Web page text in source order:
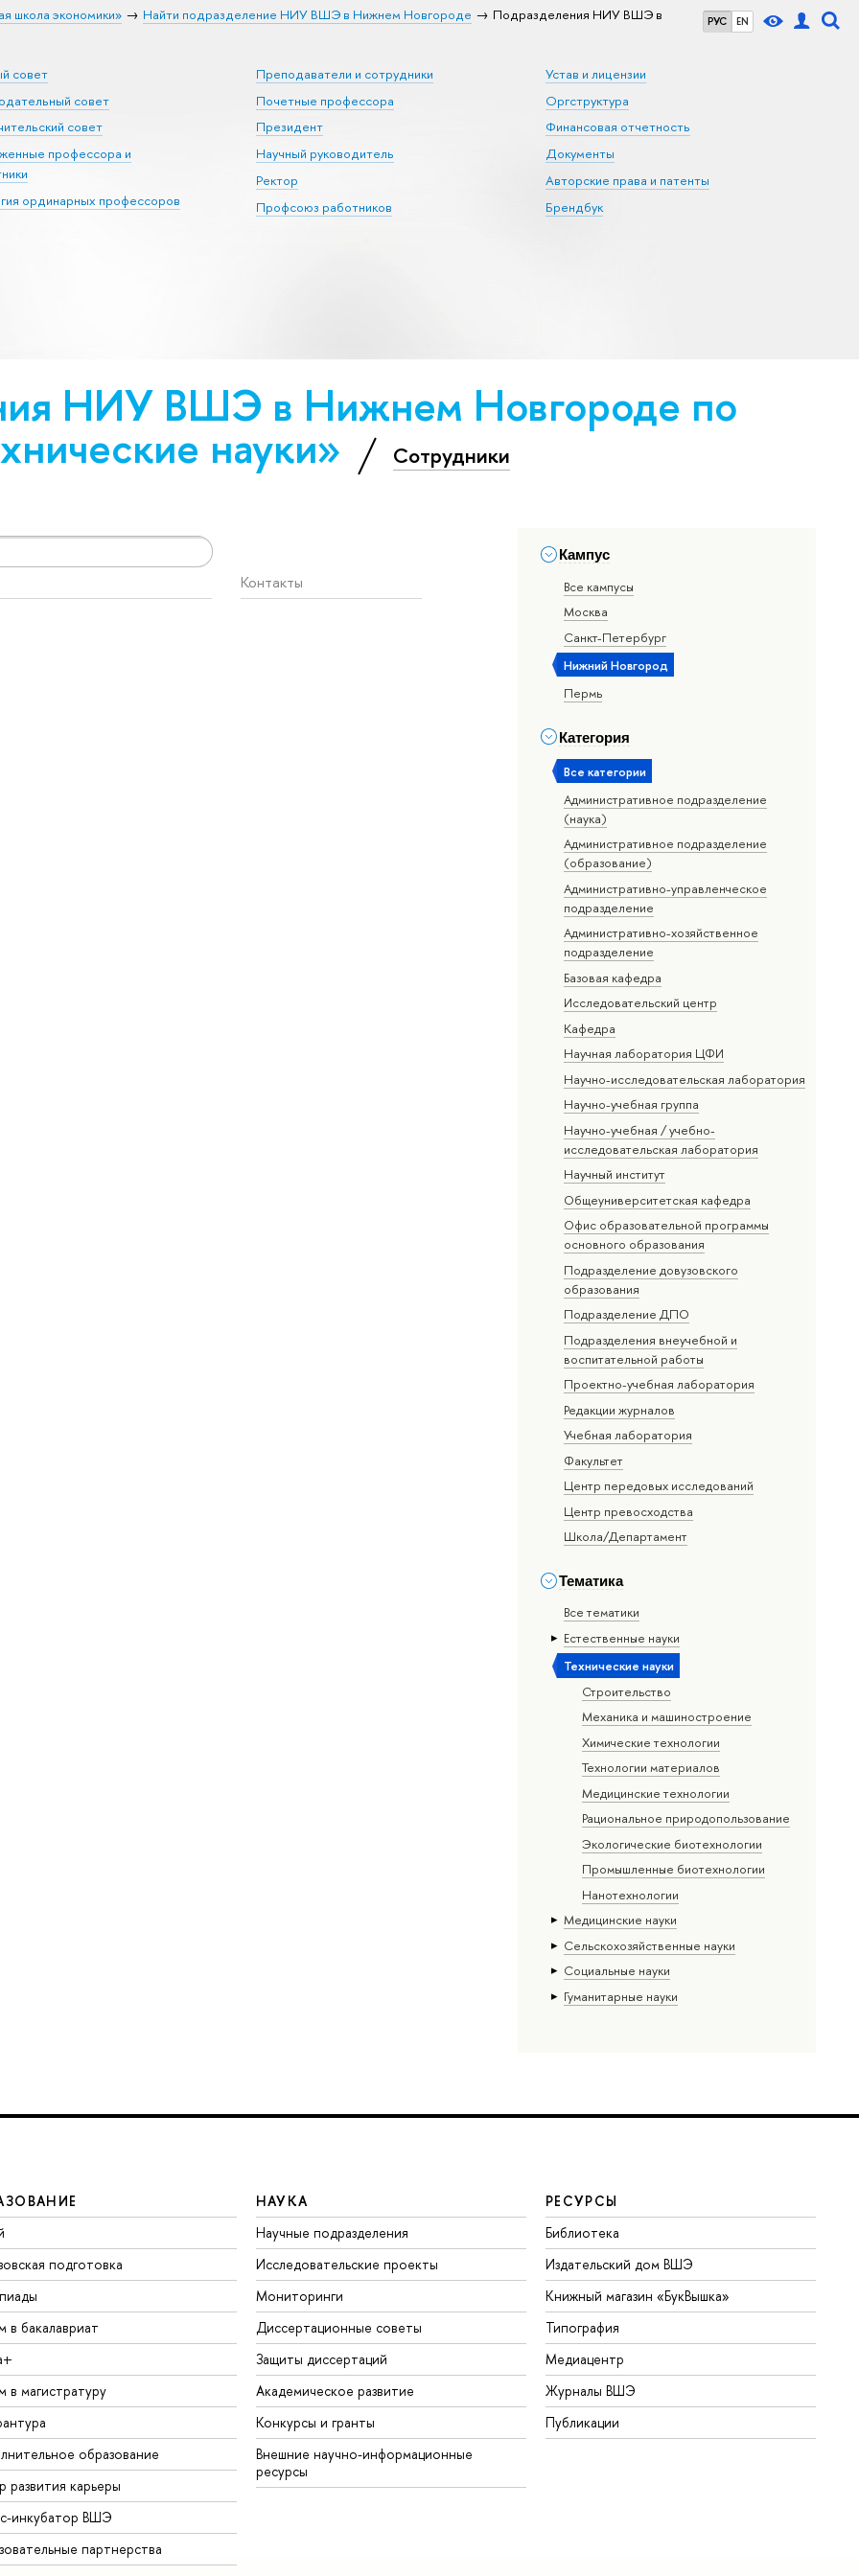
РУС EN
школа экономики» Найти подразделение НИУ ВШЭ в Нижнем Новгороде
Подразделения НИУ ВШЭ в
совет
совет
совет
профессора и
ординарных профессоров
Преподаватели и сотрудники
Почетные профессора
Президент
Научный руководитель
Ректор
Профсоюз работников
Устав и лицензии
Оргструктура
Финансовая отчетность
Документы
Авторские права и патенты
Брендбук
НИУ ВШЭ в Нижнем Новгороде по
науки» Сотрудники
Кампус
Все кампусы
Москва
Санкт-Петербург
Нижний Новгород
Пермь
Категория
Все категории
Административное подразделение
(наука)
Административное подразделение
(образование)
Административно-управленческое
подразделение
Административно-хозяйственное
подразделение
Базовая кафедра
Исследовательский центр
Кафедра
Научная лаборатория ЦФИ
Научно-исследовательская лаборатория
Научно-учебная группа
Научно-учебная / учебно-
исследовательская лаборатория
Научный институт
Общеуниверситетская кафедра
Офис образовательной программы
основного образования
Подразделение довузовского
образования
Подразделение ДПО
Подразделения внеучебной и
воспитательной работы
Проектно-учебная лаборатория
Редакции журналов
Учебная лаборатория
Факультет
Центр передовых исследований
Центр превосходства
Школа/Департамент
Тематика
Все тематики
Естественные науки
Тех­ничес­кие науки
Строительство
Механика и машиностроение
Химические технологии
Технологии материалов
Медицинские технологии
Рациональное природопользование
Экологические биотехнологии
Промышленные биотехнологии
Нанотехнологии
Медицинские науки
Сельскохозяйственные науки
Социальные науки
Гуманитарные науки
Контакты
подготовка
в бакалавриат
в магистратуру
образование
развития карьеры
инкубатор ВШЭ
партнерства
НАУКА
Научные подразделения
Исследовательские проекты
Мониторинги
Диссертационные советы
Защиты диссертаций
Академическое развитие
Конкурсы и гранты
Внешние научно-информационные
ресурсы
РЕСУРСЫ
Библиотека
Издательский дом ВШЭ
Книжный магазин «БукВышка»
Типография
Медиацентр
Журналы ВШЭ
Публикации